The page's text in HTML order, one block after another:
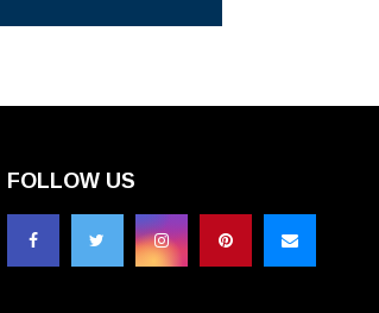
FOLLOW US